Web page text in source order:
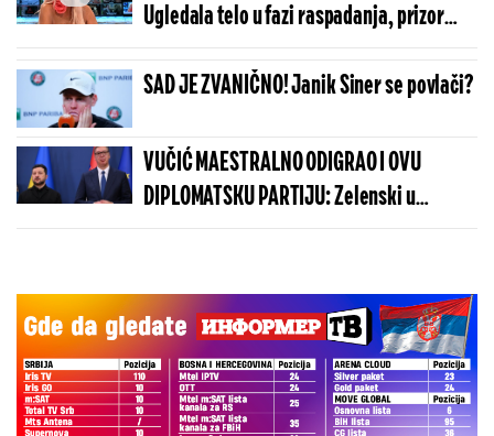
Ugledala telo u fazi raspadanja, prizor
nije za slabe
SAD JE ZVANIČNO! Janik Siner se povlači?
VUČIĆ MAESTRALNO ODIGRAO I OVU
DIPLOMATSKU PARTIJU: Zelenski u
Beogradu potvrdio - Kosovo je Srbija